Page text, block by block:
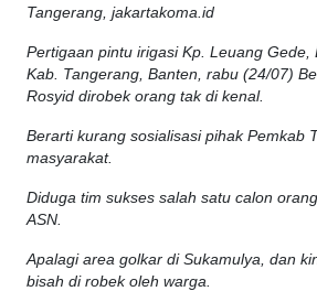
Tangerang, jakartakoma.id
Pertigaan pintu irigasi Kp. Leuang Gede,
Kab. Tangerang, Banten, rabu (24/07)
Rosyid dirobek orang tak di kenal.
Berarti kurang sosialisasi pihak Pemkab
masyarakat.
Diduga tim sukses salah satu calon
ASN.
Apalagi area golkar di Sukamulya, dan
bisah di robek oleh warga.